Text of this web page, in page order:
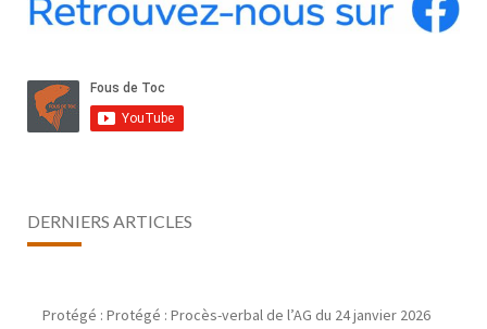
DERNIERS ARTICLES
Protégé : Protégé : Procès-verbal de l’AG du 24 janvier 2026